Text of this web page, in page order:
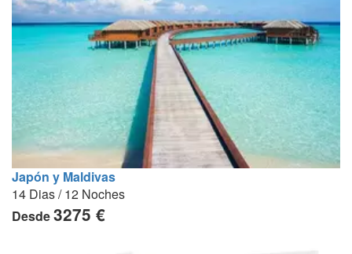
Japón y Maldivas
14 Dias / 12 Noches
Desde3275 €